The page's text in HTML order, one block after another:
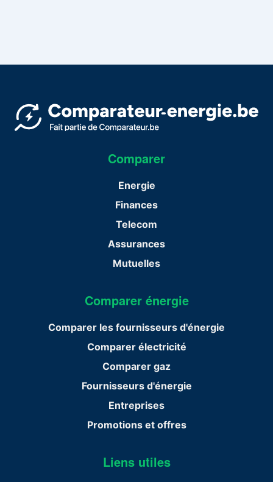
Comparer
Energie
Finances
Telecom
Assurances
Mutuelles
Comparer énergie
Comparer les fournisseurs d'énergie
Comparer électricité
Comparer gaz
Fournisseurs d'énergie
Entreprises
Promotions et offres
Liens utiles